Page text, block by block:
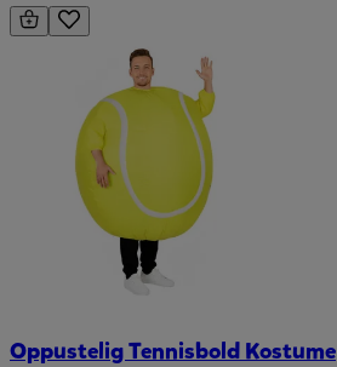
Oppustelig Tennisbold Kostume